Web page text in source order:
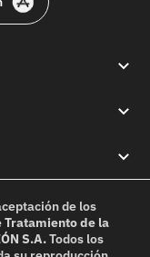
de los
Tratamiento de la
S.A.Todos los